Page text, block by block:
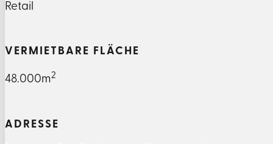
Retail
VERMIETBARE FLÄCHE
48.000m2
ADRESSE